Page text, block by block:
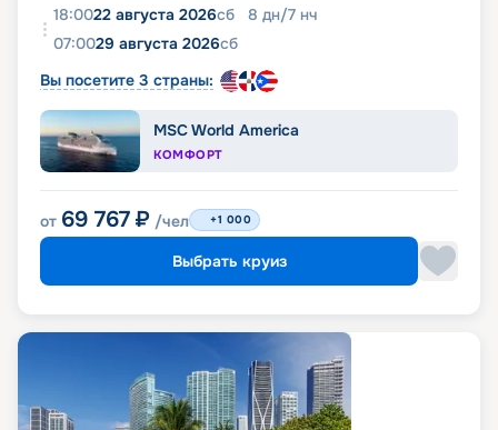
18:0022 августа 2026сб 8 дн/7 нч
07:0029 августа 2026сб
Вы посетите 3 страны:
MSC World America
КОМФОРТ
от 69 767 ₽ /чел +1 000
Выбрать круиз